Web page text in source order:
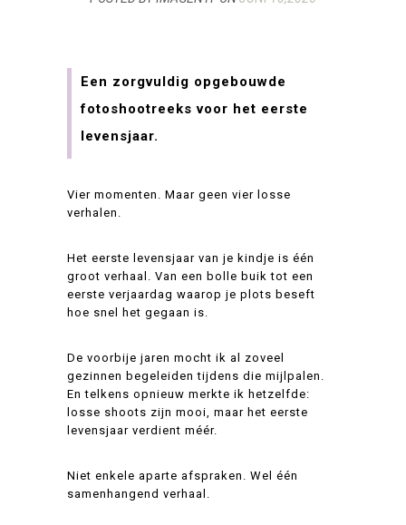
Een zorgvuldig opgebouwde
fotoshootreeks voor het eerste
levensjaar.
Vier momenten. Maar geen vier losse
verhalen.
Het eerste levensjaar van je kindje is één
groot verhaal. Van een bolle buik tot een
eerste verjaardag waarop je plots beseft
hoe snel het gegaan is.
De voorbije jaren mocht ik al zoveel
gezinnen begeleiden tijdens die mijlpalen.
En telkens opnieuw merkte ik hetzelfde:
losse shoots zijn mooi, maar het eerste
levensjaar verdient méér.
Niet enkele aparte afspraken. Wel één
samenhangend verhaal.